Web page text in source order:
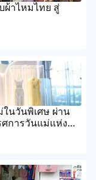
าไหมไทย สู่
นวันพิเศษ ผ่าน
การวันแม่แห่ง